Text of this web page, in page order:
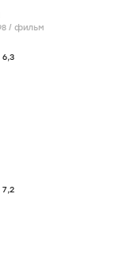
/ фильм
6,3
7,2